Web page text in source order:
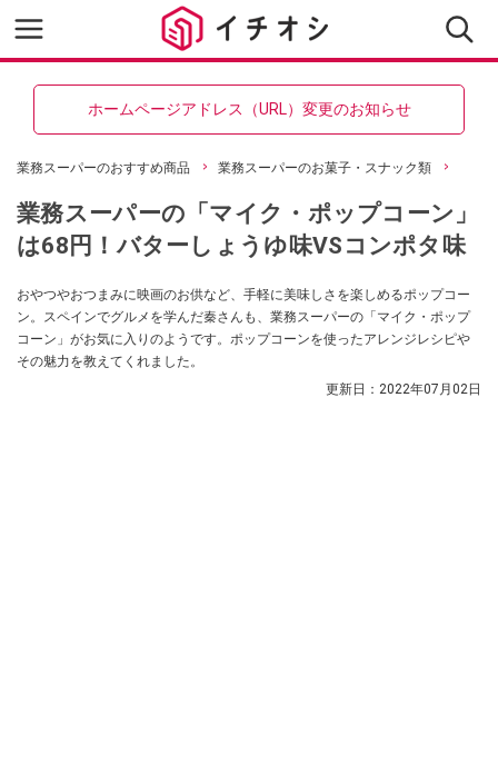
ホームページアドレス（URL）変更のお知らせ
業務スーパーのおすすめ商品 業務スーパーのお菓子・スナック類
業務スーパーの「マイク・ポップコーン」
は68円！バターしょうゆ味VSコンポタ味
おやつやおつまみに映画のお供など、手軽に美味しさを楽しめるポップコー
ン。スペインでグルメを学んだ秦さんも、業務スーパーの「マイク・ポップ
コーン」がお気に入りのようです。ポップコーンを使ったアレンジレシピや
その魅力を教えてくれました。
更新日： 2022年07月02日